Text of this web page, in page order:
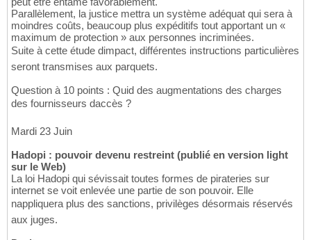
Parallèlement, la justice mettra un système adéquat qui sera à
moindres coûts, beaucoup plus expéditifs tout apportant un «
maximum de protection » aux personnes incriminées.
Suite à cette étude dimpact, différentes instructions particulières
seront transmises aux parquets.
Question à 10 points : Quid des augmentations des charges
des fournisseurs daccès ?
Mardi 23 Juin
Hadopi : pouvoir devenu restreint (publié en version light
sur le Web)
La loi Hadopi qui sévissait toutes formes de pirateries sur
internet se voit enlevée une partie de son pouvoir. Elle
nappliquera plus des sanctions, privilèges désormais réservés
aux juges.